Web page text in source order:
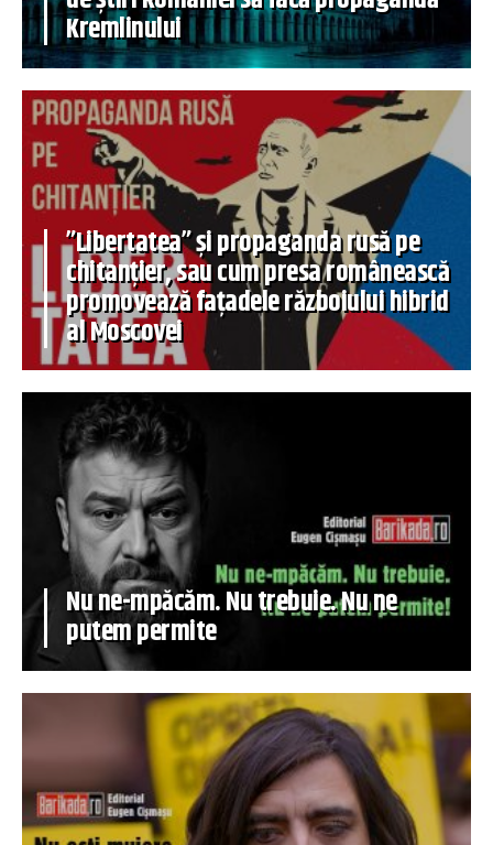
Kremlinului
”Libertatea” și propaganda rusă pe
chitanțier, sau cum presa românească
promovează fațadele războiului hibrid
al Moscovei
Nu ne-mpăcăm. Nu trebuie. Nu ne
putem permite